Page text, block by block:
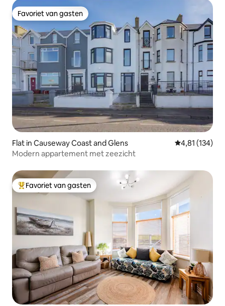
Favoriet van gasten
Favoriet van gasten
Flat in Causeway Coast and Glens Gemiddelde
4,81 (134)
Modern appartement met zeezicht
Topfavoriet van gasten
Favoriet van gasten